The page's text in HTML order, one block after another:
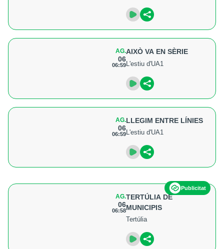
AG.
06
06:59
AIXÒ VA EN SÈRIE
L'estiu d'UA1
AG.
06
06:59
LLEGIM ENTRE LÍNIES
L'estiu d'UA1
Publicitat
AG.
06
06:58
TERTÚLIA DE
MUNICIPIS
Tertúlia